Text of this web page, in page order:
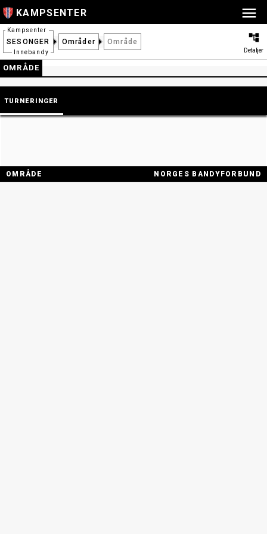
KAMPSENTER
Kampsenter
SESONGER
Innebandy
Områder Område
Detaljer
OMRÅDE
TURNERINGER
OMRÅDE NORGES BANDYFORBUND